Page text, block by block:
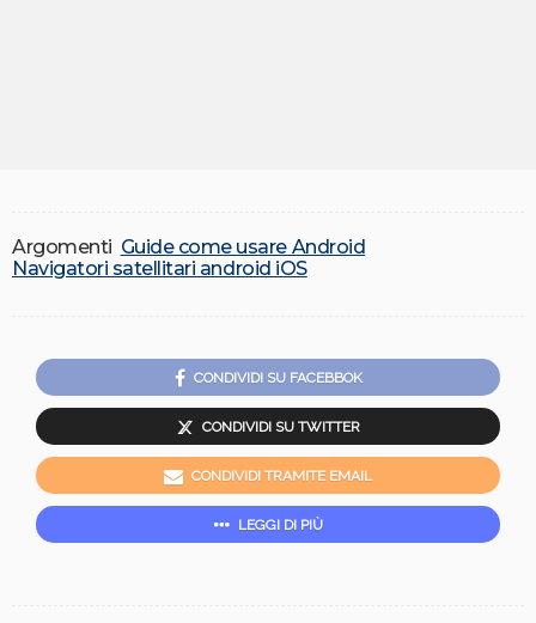
Argomenti Guide come usare Android
Navigatori satellitari android iOS
CONDIVIDI SU FACEBBOK
CONDIVIDI SU TWITTER
CONDIVIDI TRAMITE EMAIL
LEGGI DI PIÙ